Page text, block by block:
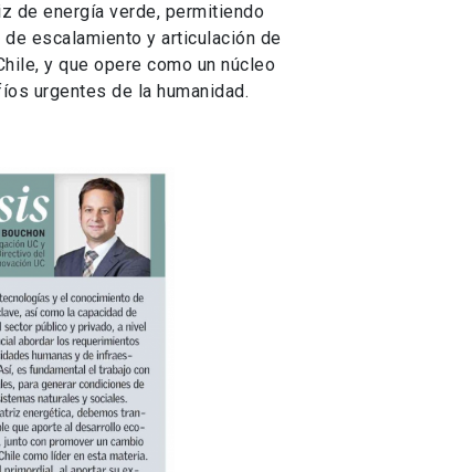
de energía verde, permitiendo
escalamiento y articulación de
y que opere como un núcleo
urgentes de la humanidad.